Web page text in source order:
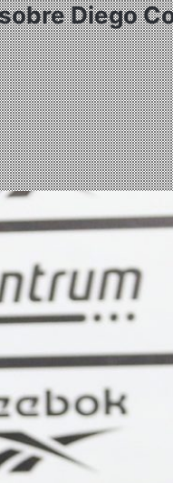
Diego